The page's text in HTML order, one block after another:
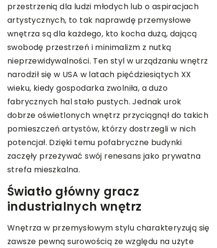
przestrzenią dla ludzi młodych lub o aspiracjach
artystycznych, to tak naprawdę przemysłowe
wnętrza są dla każdego, kto kocha dużą, dającą
swobodę przestrzeń i minimalizm z nutką
nieprzewidywalności. Ten styl w urządzaniu wnętrz
narodził się w USA w latach pięćdziesiątych XX
wieku, kiedy gospodarka zwolniła, a dużo
fabrycznych hal stało pustych. Jednak urok
dobrze oświetlonych wnętrz przyciągnął do takich
pomieszczeń artystów, którzy dostrzegli w nich
potencjał. Dzięki temu pofabryczne budynki
zaczęły przeżywać swój renesans jako prywatna
strefa mieszkalna.
Światło główny gracz
industrialnych wnętrz
Wnętrza w przemysłowym stylu charakteryzują się
zawsze pewną surowością ze względu na użyte